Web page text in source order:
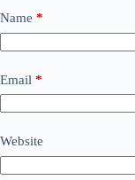
Name *
Email *
Website